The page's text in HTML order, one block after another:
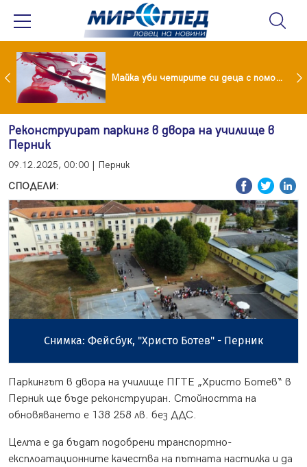
Проф.Кантарджиев: Пазете се от комарите и полово предаваните инфекции Майка уби четирите си деца с помощта на баба им, след което се самоуби
Реконструират паркинг в двора на училище в
Перник
09.12.2025, 00:00 | Перник
СПОДЕЛИ:
Снимка: Фейсбук, "Христо Ботев" - Перник
Паркингът в двора на училище ПГТЕ „Христо Ботев“ в
Перник ще бъде реконструиран. Стойността на
обновяването е 138 258 лв. без ДДС.
Целта е да бъдат подобрени транспортно-
експлоатационните качества на пътната настилка и да